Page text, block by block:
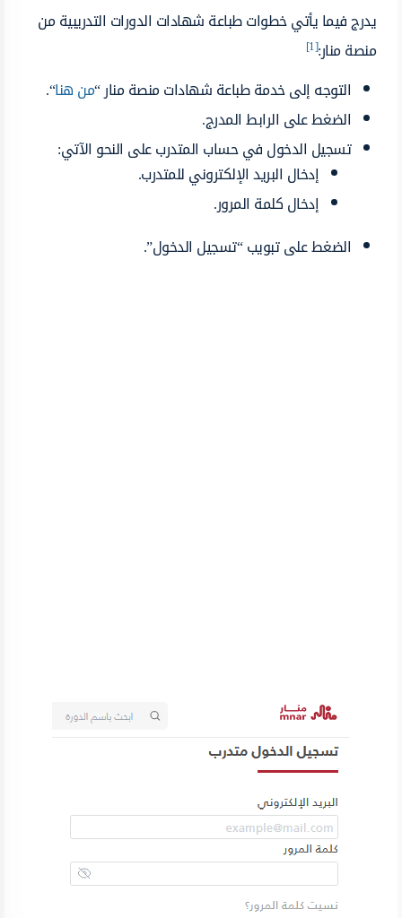
يدرج فيما يأتي خطوات طباعة شهادات الدورات التدريبية من
منصة منار:[1]
التوجه إلى خدمة طباعة شهادات منصة منار “من هنا“.
الضغط على الرابط المدرج.
تسجيل الدخول في حساب المتدرب على النحو الآتي:
إدخال البريد الإلكتروني للمتدرب.
إدخال كلمة المرور.
الضغط على تبويب “تسجيل الدخول”.